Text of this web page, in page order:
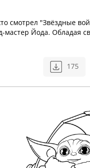
смотрел "Звёздные
мастер Йода. Обладая
175